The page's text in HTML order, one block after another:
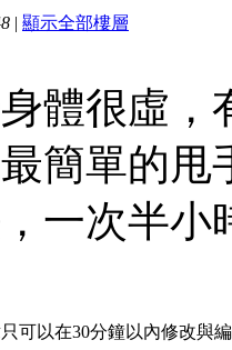
| 顯示全部樓層
體很虛，
簡單的甩
一次半小
可以在30分鐘以內修改